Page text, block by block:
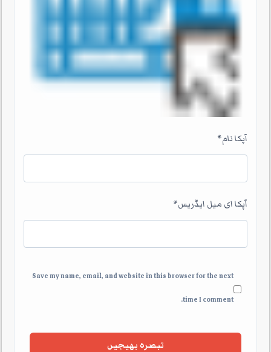
آپکا نام*
آپکا ای میل ایڈریس*
Save my name, email, and website in this browser for the next
time I comment.